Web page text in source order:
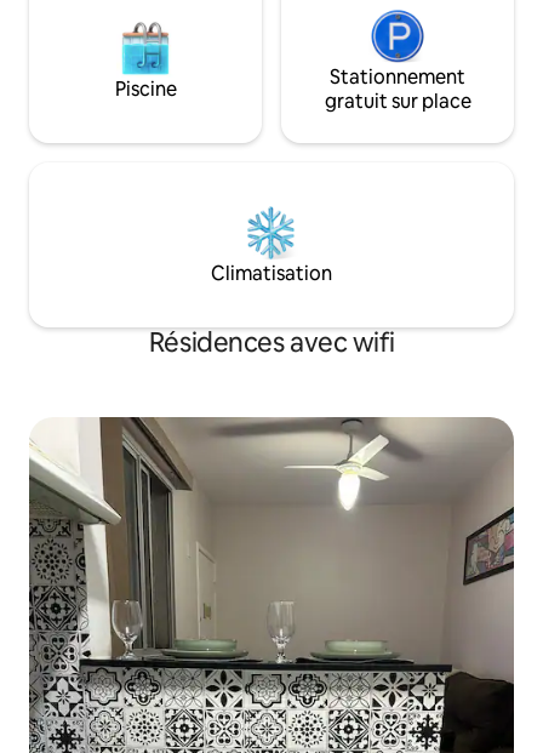
Piscine
Stationnement
gratuit sur place
Climatisation
Résidences avec wifi